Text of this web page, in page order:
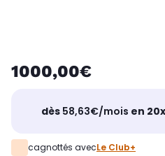
1000,00€
dès 58,63€/mois en
cagnottés avecLe Club+